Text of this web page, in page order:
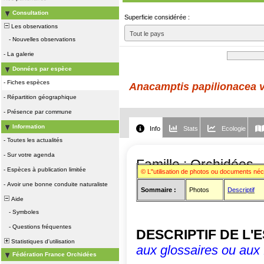
Consultation
Les observations
- Nouvelles observations
- La galerie
Données par espèce
- Fiches espèces
- Répartition géographique
- Présence par commune
Information
- Toutes les actualités
- Sur votre agenda
- Espèces à publication limitée
- Avoir une bonne conduite naturaliste
Aide
- Symboles
- Questions fréquentes
Statistiques d'utilisation
Fédération France Orchidées
Superficie considérée :
Tout le pays
Anacamptis papilionacea
Info Stats Ecologie
Famille : Orchidées
© L"utilisation de photos ou documents
Sommaire : Photos Descriptif
DESCRIPTIF DE
aux glossaires ou